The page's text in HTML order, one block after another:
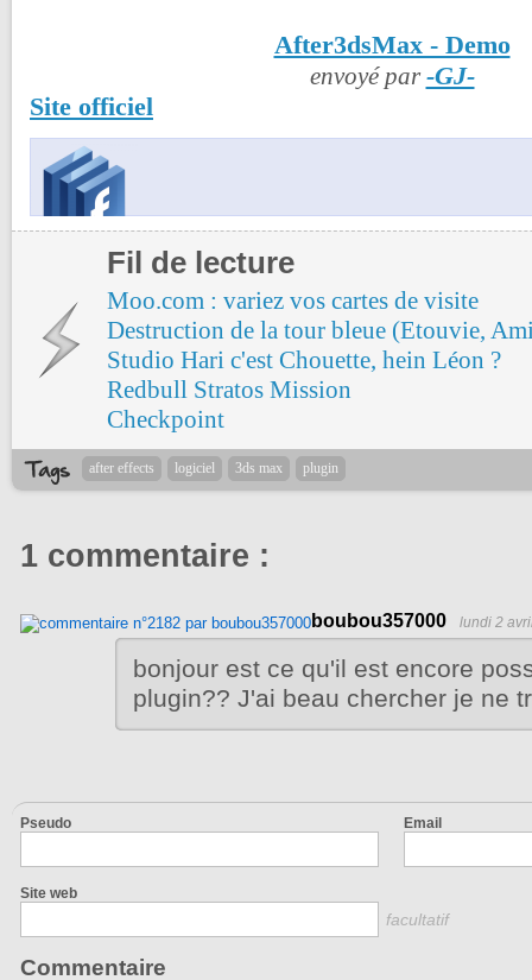
After3dsMax - Demo
envoyé par-GJ-
Site officiel
Fil de lecture
Moo.com : variez vos cartes de visite
Destruction de la tour bleue (Etouvie,
Studio Hari c'est Chouette, hein Léon ?
Redbull Stratos Mission
Checkpoint
after effects logiciel 3ds max plugin
1 commentaire :
boubou357000 lundi 2
bonjour est ce qu'il est encore
plugin?? J'ai beau chercher je ne
Pseudo Email
Site web
facultatif
Commentaire